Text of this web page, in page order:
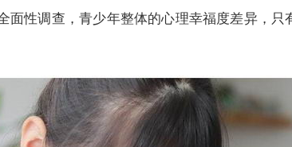
面性调查，青少年整体的心理幸福度差异，只